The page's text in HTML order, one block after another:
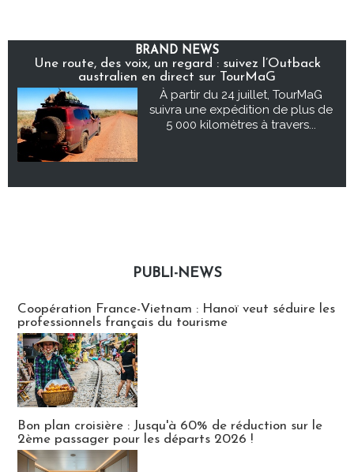
BRAND NEWS
Une route, des voix, un regard : suivez l’Outback
australien en direct sur TourMaG
À partir du 24 juillet, TourMaG
suivra une expédition de plus de
5 000 kilomètres à travers...
PUBLI-NEWS
Coopération France-Vietnam : Hanoï veut séduire les
professionnels français du tourisme
Bon plan croisière : Jusqu'à 60% de réduction sur le
2ème passager pour les départs 2026 !